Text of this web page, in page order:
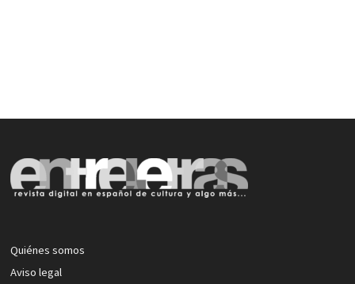
Quiénes somos
Aviso legal